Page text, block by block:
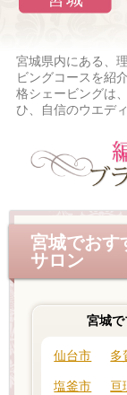
宮城県内にある、
ビングコースを紹
格シェービングは
ひ、自信のウエデ
宮城でおす
サロン
宮城
仙台市 多
塩釜市 亘